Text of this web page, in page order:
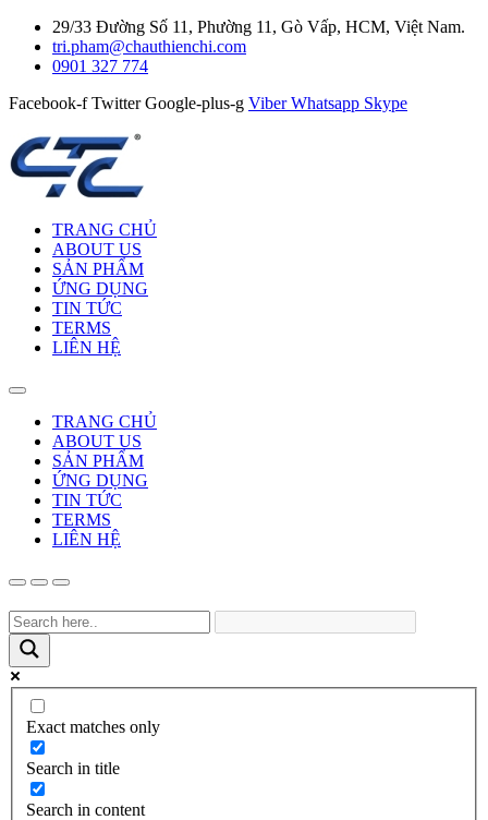
29/33 Đường Số 11, Phường 11, Gò Vấp, HCM, Việt Nam.
tri.pham@chauthienchi.com
0901 327 774
Facebook-f Twitter Google-plus-g Viber Whatsapp Skype
TRANG CHỦ
ABOUT US
SẢN PHẨM
ỨNG DỤNG
TIN TỨC
TERMS
LIÊN HỆ
TRANG CHỦ
ABOUT US
SẢN PHẨM
ỨNG DỤNG
TIN TỨC
TERMS
LIÊN HỆ
Exact matches only
Search in title
Search in content